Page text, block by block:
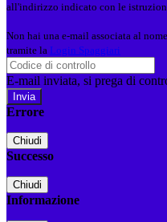
all'indirizzo indicato con le
Non hai una e-mail associata al
tramite la Login Spaggiari
E-mail inviata, si prega di
Errore
Chiudi
Successo
Chiudi
Informazione